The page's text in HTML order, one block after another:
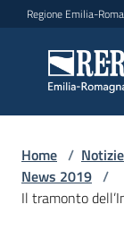
Vai al contenuto
Vai alla navigazione
Vai al footer
Regione Emilia-
Polo
Home / Notizie
News 2019 /
Il tramonto